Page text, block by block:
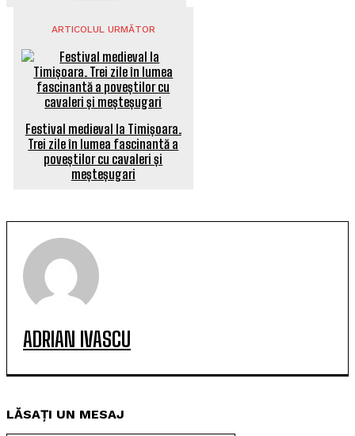
ARTICOLUL URMĂTOR
Festival medieval la Timișoara.
Trei zile în lumea fascinantă a
poveștilor cu cavaleri și
meșteșugari
ADRIAN IVASCU
LĂSAȚI UN MESAJ